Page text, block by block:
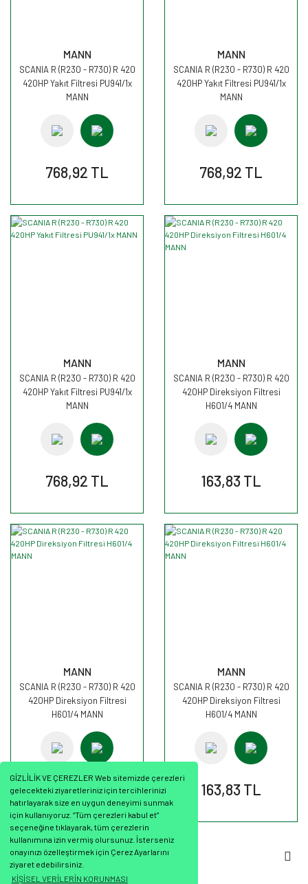
GİZLİLİK VE ÇEREZLER Web sitemizde çerezleri
gelecekteki ziyaretleriniz için tercihlerinizi
hatırlayarak size en uygun deneyimi sunmak
için kullanıyoruz. “Tüm çerezleri kabul et”
seçeneğine tıklayarak, tüm çerezlerin
kullanımına izin vermiş olursunuz. İsterseniz
onayınızı özelleştirmek için Çerez Ayarlarını
ziyaret edebilirsiniz.
KİŞİSEL VERİLERİN KORUNMASI
MANN
SCANIA R (R230 - R730) R 420
420HP Yakıt Filtresi PU941/1x
MANN
768,92 TL
MANN
SCANIA R (R230 - R730) R 420
420HP Yakıt Filtresi PU941/1x
MANN
768,92 TL
MANN
SCANIA R (R230 - R730) R 420
420HP Yakıt Filtresi PU941/1x
MANN
768,92 TL
MANN
SCANIA R (R230 - R730) R 420
420HP Direksiyon Filtresi
H601/4 MANN
163,83 TL
MANN
SCANIA R (R230 - R730) R 420
420HP Direksiyon Filtresi
H601/4 MANN
163,83 TL
MANN
SCANIA R (R230 - R730) R 420
420HP Direksiyon Filtresi
H601/4 MANN
163,83 TL
1 2